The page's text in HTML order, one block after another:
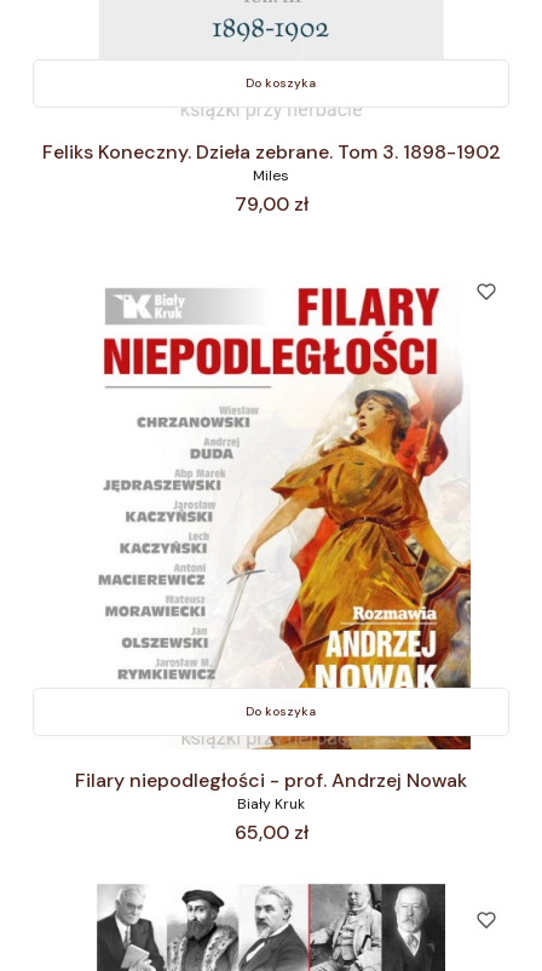
Do koszyka
Feliks Koneczny. Dzieła zebrane. Tom 3. 1898-1902
Miles
Cena
79,00 zł
Do koszyka
Filary niepodległości - prof. Andrzej Nowak
Biały Kruk
Cena
65,00 zł